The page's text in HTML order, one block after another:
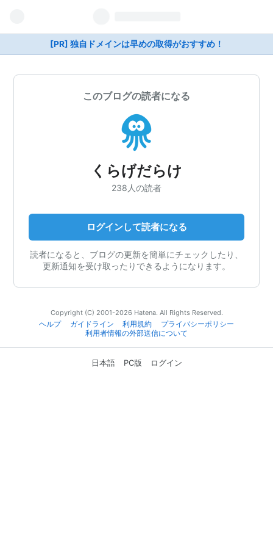
[PR] 独自ドメインは早めの取得がおすすめ！
このブログの読者になる
くらげだらけ
238人の読者
ログインして読者になる
読者になると、ブログの更新を簡単にチェックしたり、
更新通知を受け取ったりできるようになります。
Copyright (C) 2001-2026 Hatena. All Rights Reserved.
ヘルプ
ガイドライン 利用規約
プライバシーポリシー
利用者情報の外部送信について
日本語 PC版 ログイン